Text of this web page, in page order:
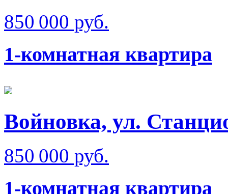
850 000 руб.
1-комнатная квартира
Войновка, ул.
850 000 руб.
1-комнатная квартира